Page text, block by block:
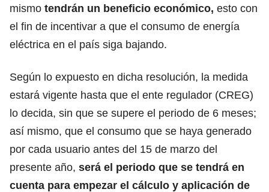
mismo tendrán un beneficio económico, esto con
el fin de incentivar a que el consumo de energía
eléctrica en el país siga bajando.
Según lo expuesto en dicha resolución, la medida
estará vigente hasta que el ente regulador (CREG)
lo decida, sin que se supere el periodo de 6 meses;
así mismo, que el consumo que se haya generado
por cada usuario antes del 15 de marzo del
presente año, será el periodo que se tendrá en
cuenta para empezar el cálculo y aplicación de